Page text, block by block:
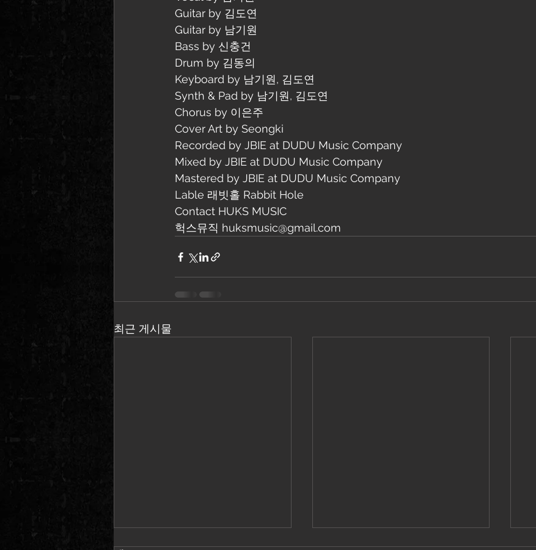
Guitar by 김도연
Guitar by 남기원
Bass by 신충건
Drum by 김동의
Keyboard by 남기원, 김도연
Synth & Pad by 남기원, 김도연
Chorus by 이은주
Cover Art by Seongki
Recorded by JBIE at DUDU Music Company
Mixed by JBIE at DUDU Music Company
Mastered by JBIE at DUDU Music Company
Lable 래빗홀 Rabbit Hole
Contact HUKS MUSIC
헉스뮤직 huksmusic@gmail.com
최근 게시물